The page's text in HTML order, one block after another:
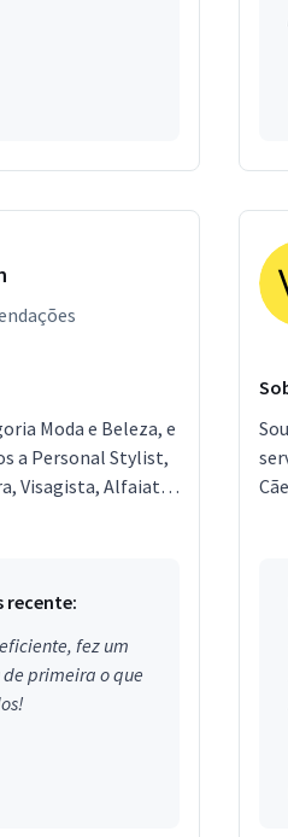
Moda e Beleza, e
a Personal Stylist,
Visagista, Alfaiate.
recente:
fez um
primeira o que